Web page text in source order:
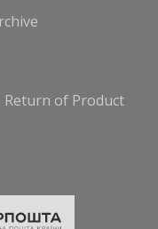
Return of Product